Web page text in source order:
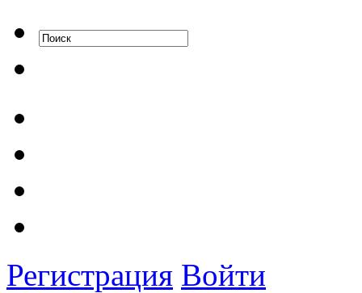
Регистрация Войти